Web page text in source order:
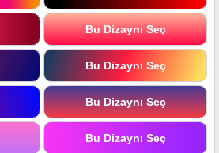
Bu Dizaynı Seç
Bu Dizaynı Seç
Bu Dizaynı Seç
Bu Dizaynı Seç